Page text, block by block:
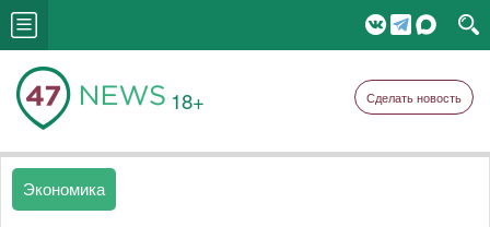
18+ Сделать новость
Экономика